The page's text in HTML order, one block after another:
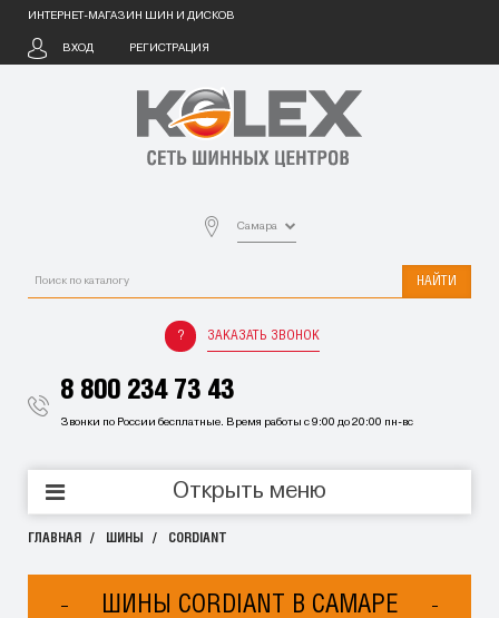
ИНТЕРНЕТ-МАГАЗИН ШИН И ДИСКОВ
ВХОД РЕГИСТРАЦИЯ
Самара
НАЙТИ
ЗАКАЗАТЬ ЗВОНОК
8 800 234 73 43
Звонки по России бесплатные. Время работы с 9:00 до 20:00 пн-вс
Открыть меню
ГЛАВНАЯ ШИНЫ CORDIANT
ШИНЫ CORDIANT В САМАРЕ